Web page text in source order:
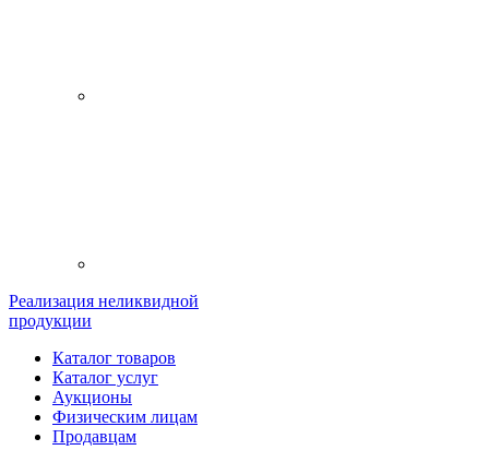
Реализация неликвидной
продукции
Каталог товаров
Каталог услуг
Аукционы
Физическим лицам
Продавцам